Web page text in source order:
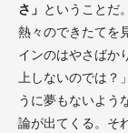
さ」 ということだ
熱々のできたてを
インのはやさばか
上しないのでは
うに夢もないよう
論が出てくる。そ